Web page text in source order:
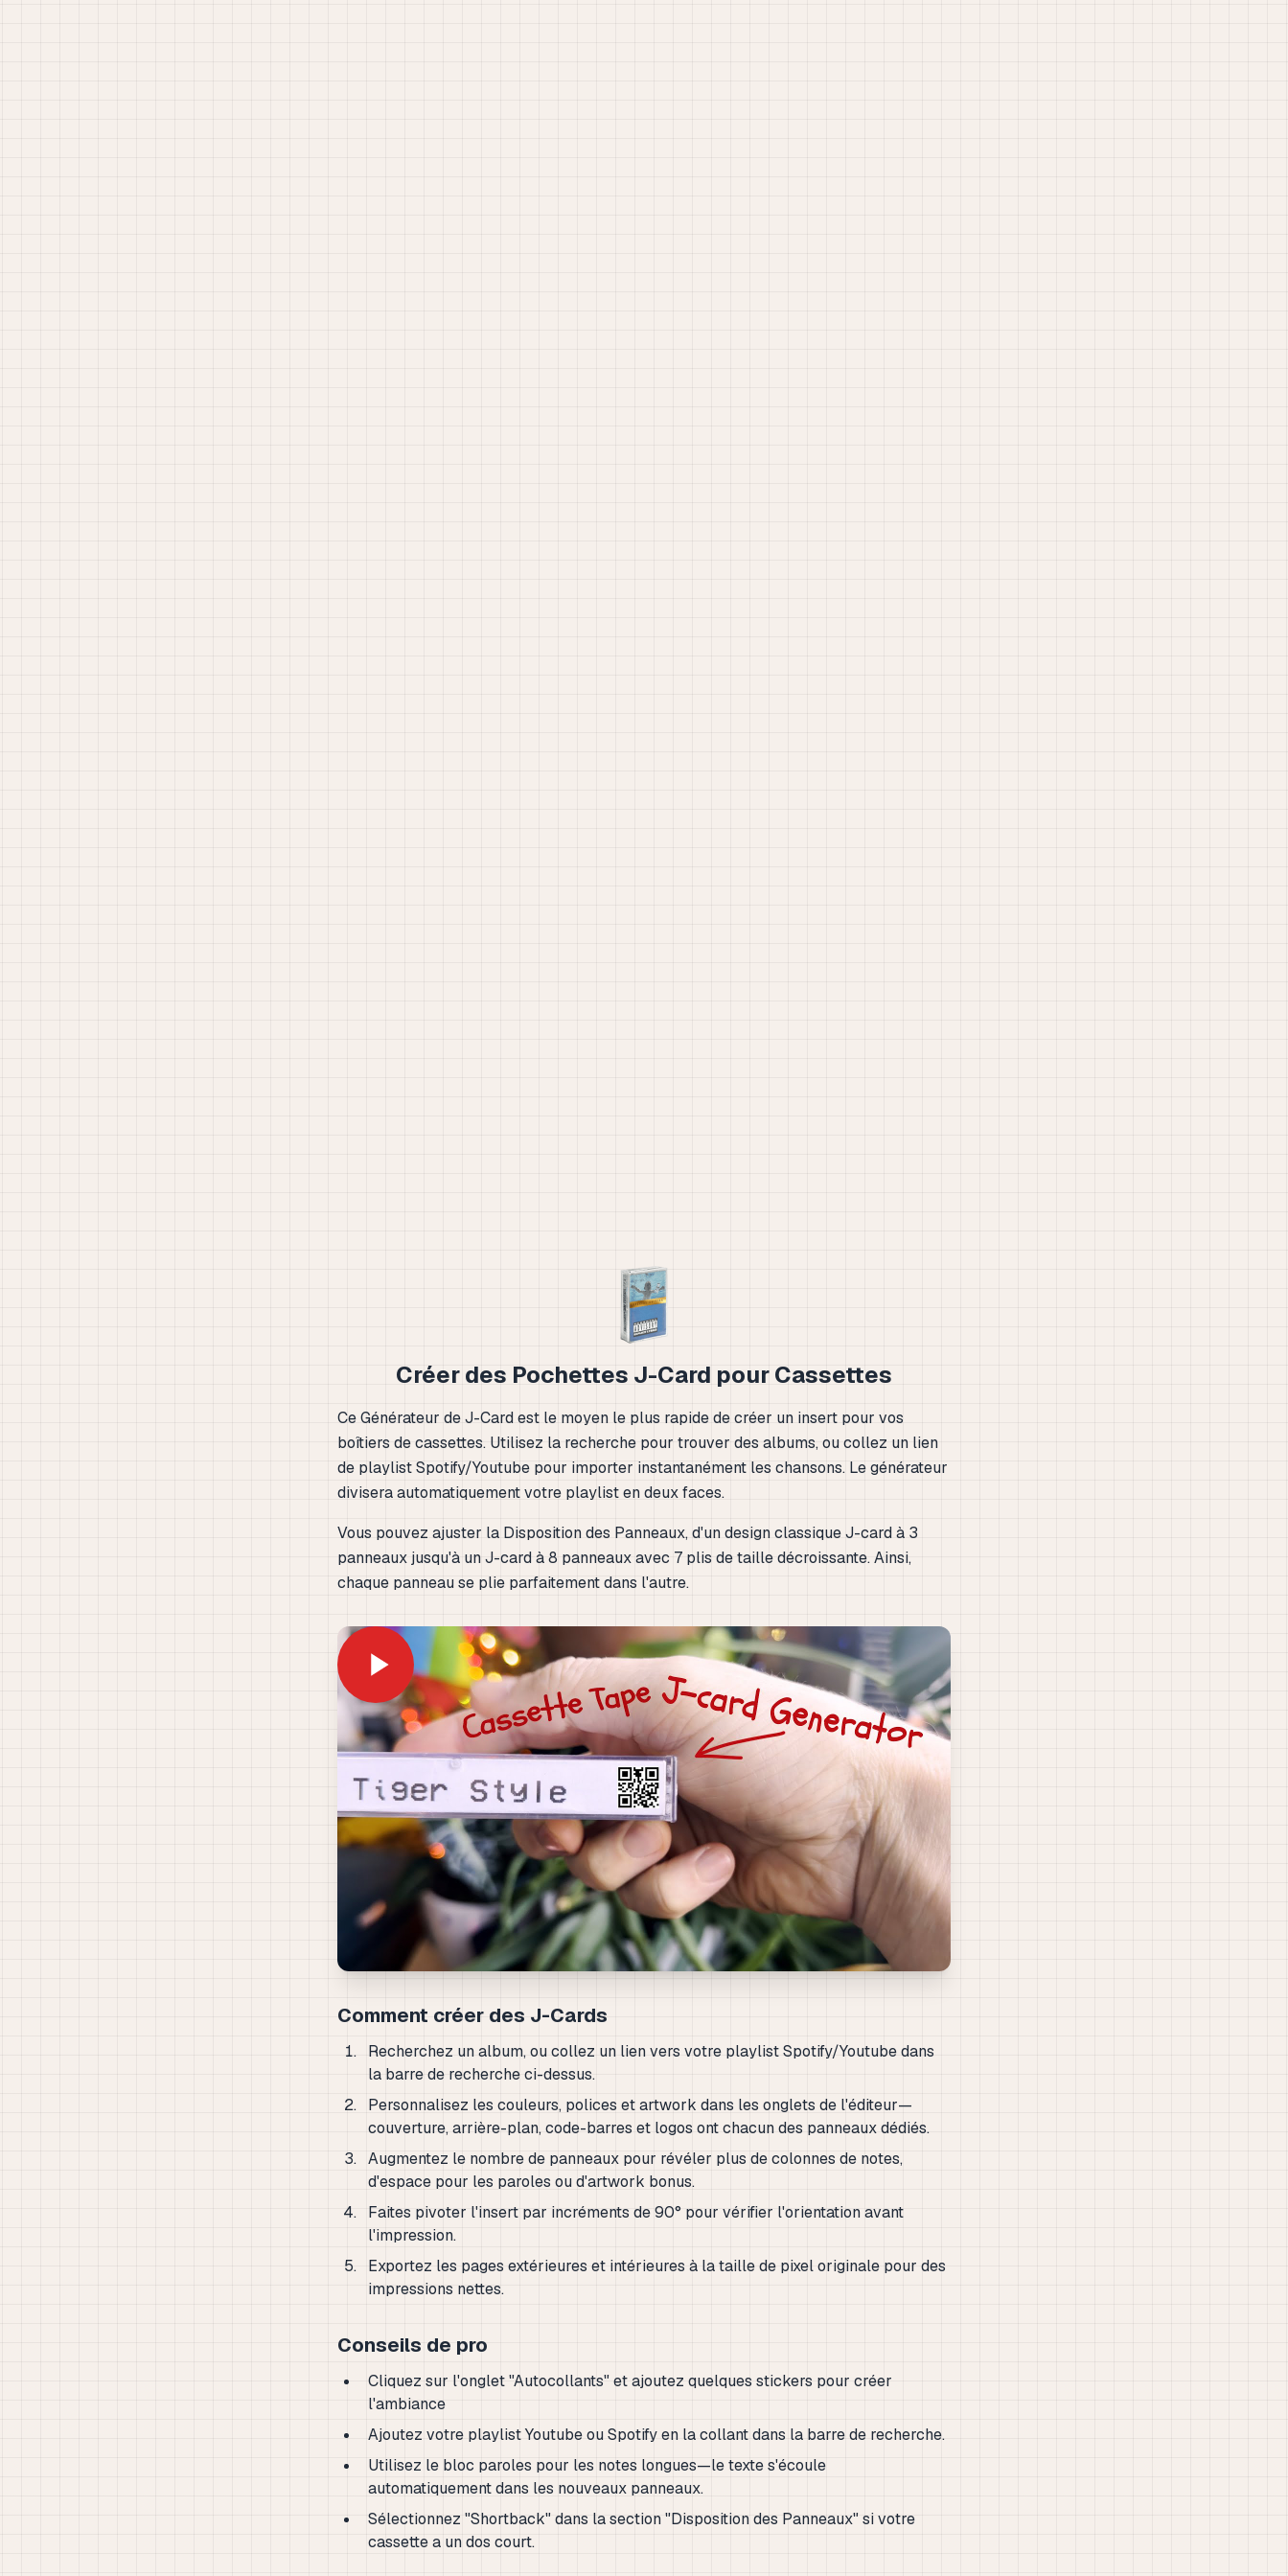
Créer des Pochettes J-Card pour Cassettes
Ce Générateur de J-Card est le moyen le plus rapide de créer un insert pour vos
boîtiers de cassettes. Utilisez la recherche pour trouver des albums, ou collez un lien
de playlist Spotify/Youtube pour importer instantanément les chansons. Le générateur
divisera automatiquement votre playlist en deux faces.
Vous pouvez ajuster la Disposition des Panneaux, d'un design classique J-card à 3
panneaux jusqu'à un J-card à 8 panneaux avec 7 plis de taille décroissante. Ainsi,
chaque panneau se plie parfaitement dans l'autre.
Comment créer des J-Cards
Recherchez un album, ou collez un lien vers votre playlist Spotify/Youtube dans
la barre de recherche ci-dessus.
Personnalisez les couleurs, polices et artwork dans les onglets de l'éditeur—
couverture, arrière-plan, code-barres et logos ont chacun des panneaux dédiés.
Augmentez le nombre de panneaux pour révéler plus de colonnes de notes,
d'espace pour les paroles ou d'artwork bonus.
Faites pivoter l'insert par incréments de 90° pour vérifier l'orientation avant
l'impression.
Exportez les pages extérieures et intérieures à la taille de pixel originale pour des
impressions nettes.
Conseils de pro
Cliquez sur l'onglet "Autocollants" et ajoutez quelques stickers pour créer
l'ambiance
Ajoutez votre playlist Youtube ou Spotify en la collant dans la barre de recherche.
Utilisez le bloc paroles pour les notes longues—le texte s'écoule
automatiquement dans les nouveaux panneaux.
Sélectionnez "Shortback" dans la section "Disposition des Panneaux" si votre
cassette a un dos court.